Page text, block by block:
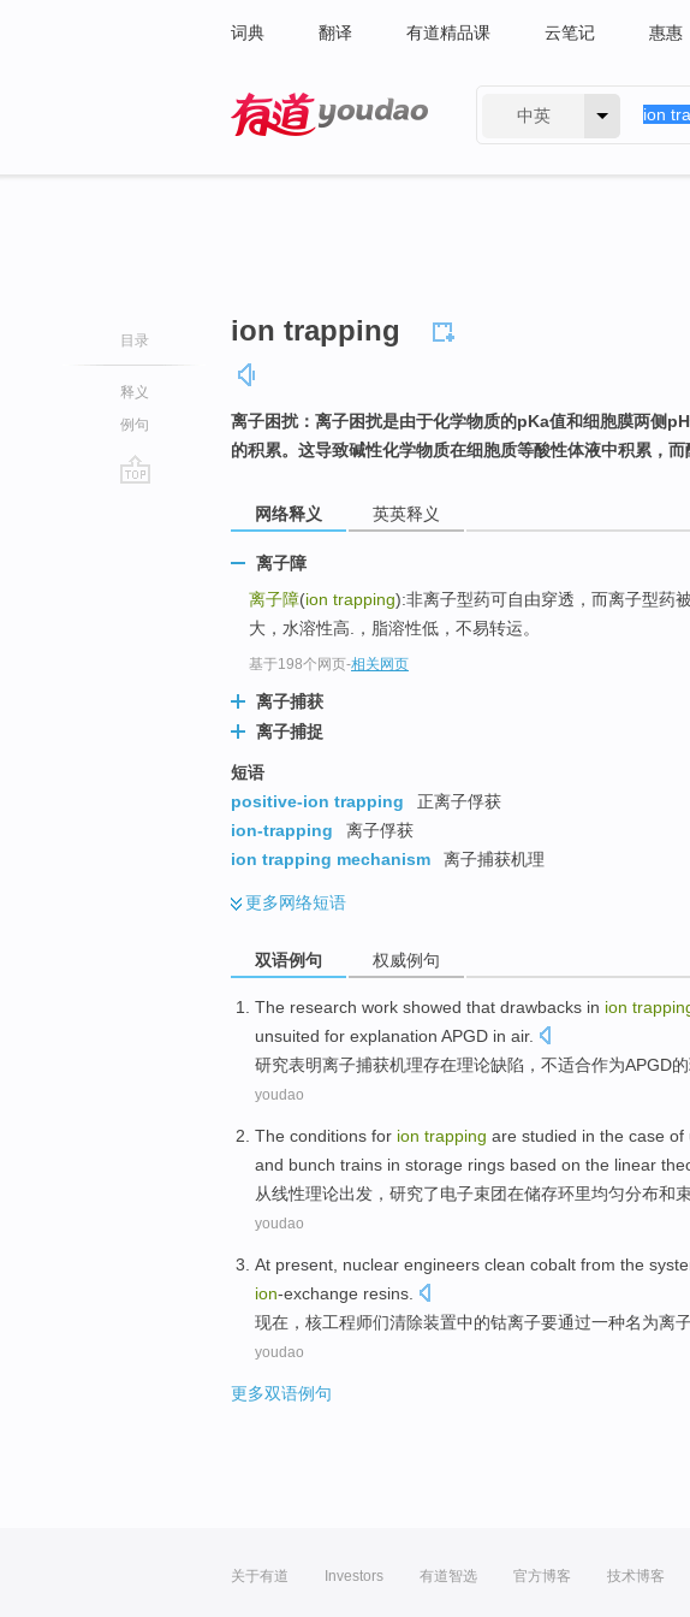
词典 翻译 有道精品课 云笔记 惠惠
中英
目录
释义
例句
ion trapping
离子困扰：离子困扰是由于化学物质的pKa值和细胞膜两侧
的积累。这导致碱性化学物质在细胞质等酸性体液中积累，而
网络释义 英英释义
离子障
离子障(ion trapping):非离子型药可自由穿透，而离子型药
大，水溶性高.，脂溶性低，不易转运。
基于198个网页-相关网页
离子捕获
离子捕捉
短语
positive-ion trapping
正离子俘获
ion-trapping
离子俘获
ion trapping mechanism
离子捕获机理
更多网络短语
双语例句 权威例句
The research work showed that drawbacks in ion
unsuited for explanation APGD in air.
研究表明离子捕获机理存在理论缺陷，不适合作为APGD
youdao
The conditions for ion trapping are studied in the case of
and bunch trains in storage rings based on the linear
从线性理论出发 ， 研究了电子束团在储存环里均匀分布和
youdao
At present nuclear engineers clean cobalt from the
ion-exchange resins
现在 ， 核工程师们清除装置中的钴离子要通过一种名为离
youdao
更多双语例句
关于有道 Investors 有道智选 官方博客 技术博客